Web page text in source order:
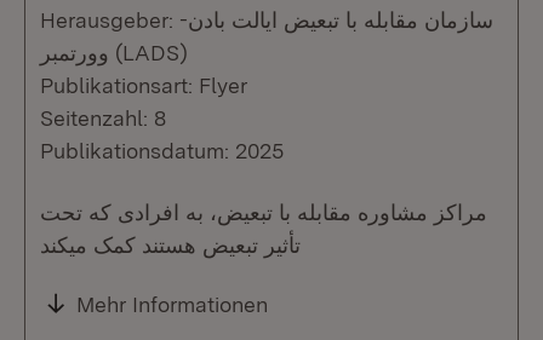
Herausgeber: سازمان مقابله با تبعیض ایالت بادن-
وورتمبر (LADS)
Publikationsart: Flyer
Seitenzahl: 8
Publikationsdatum: 2025
مراکز مشاوره مقابله با تبعیض، به افرادی که تحت
تأثیر تبعیض هستند کمک میکند
Mehr Informationen